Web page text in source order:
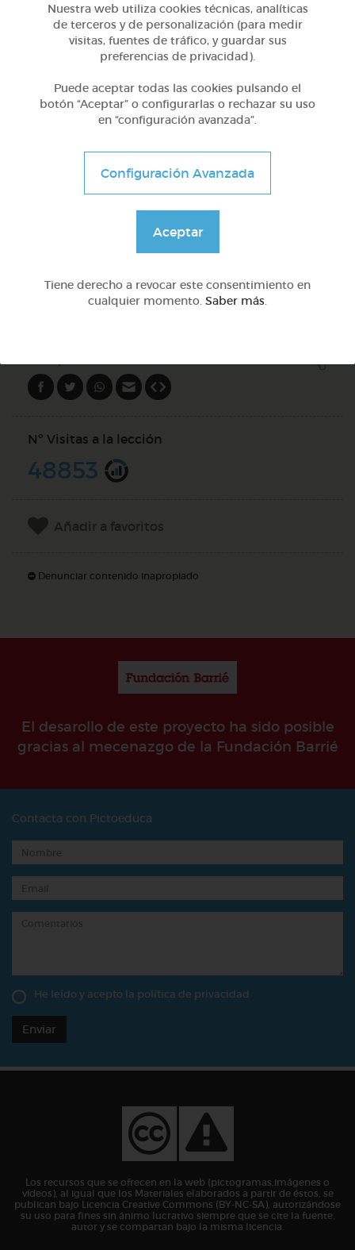
Otros
Sílabas trabadas
@Webparaelespanol
Nº Visitas a la lección
48853
Añadir a favoritos
Denunciar contenido inapropiado
El desarollo de este proyecto ha sido posible
gracias al mecenazgo de la Fundación Barrié
Contacta con Pictoeduca
He leído y acepto la política de privacidad
Enviar
Los recursos que se ofrecen en la web (pictogramas,imágenes o
vídeos), al igual que los Materiales elaborados a partir de éstos, se
publican bajo Licencia Creative Commons (BY-NC-SA), autorizándose
su uso para fines sin ánimo lucrativo siempre que se cite la fuente,
autor y se compartan bajo la misma licencia.
Nuestra web utiliza cookies técnicas, analíticas
de terceros y de personalización (para medir
visitas, fuentes de tráfico, y guardar sus
preferencias de privacidad).
Puede aceptar todas las cookies pulsando el
botón “Aceptar” o configurarlas o rechazar su uso
en “configuración avanzada”.
Configuración Avanzada
Aceptar
Tiene derecho a revocar este consentimiento en
cualquier momento. Saber más.